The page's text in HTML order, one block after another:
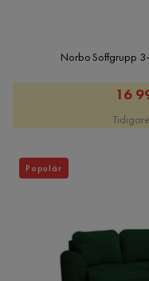
Norbo Soffgrupp 3-
16
Populär